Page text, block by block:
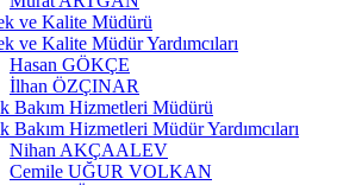
ve Kalite Müdürü
ve Kalite Müdür Yardımcıları
Hasan GÖKÇE
İlhan ÖZÇINAR
Bakım Hizmetleri Müdürü
Bakım Hizmetleri Müdür Yardımcıları
Nihan AKÇAALEV
Cemile UĞUR VOLKAN